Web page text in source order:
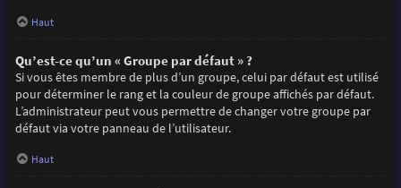
Haut
Qu’est-ce qu’un « Groupe par défaut » ?
Si vous êtes membre de plus d’un groupe, celui par défaut est utilisé
pour déterminer le rang et la couleur de groupe affichés par défaut.
L’administrateur peut vous permettre de changer votre groupe par
défaut via votre panneau de l’utilisateur.
Haut